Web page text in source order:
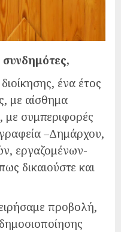
ένα έτος
με αίσθημα
με συμπεριφορές
–Δημάρχου,
εργαζομένων-
δικαιούστε και
προβολή,